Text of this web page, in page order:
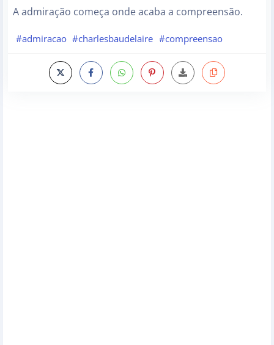
A admiração começa onde acaba a compreensão.
#admiracao #charlesbaudelaire #compreensao